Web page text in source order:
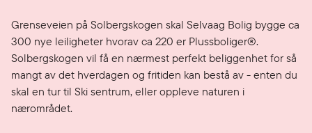
Grenseveien på Solbergskogen skal Selvaag Bolig bygge ca
300 nye leiligheter hvorav ca 220 er Plussboliger®.
Solbergskogen vil få en nærmest perfekt beliggenhet for så
mangt av det hverdagen og fritiden kan bestå av - enten du
skal en tur til Ski sentrum, eller oppleve naturen i
nærområdet.